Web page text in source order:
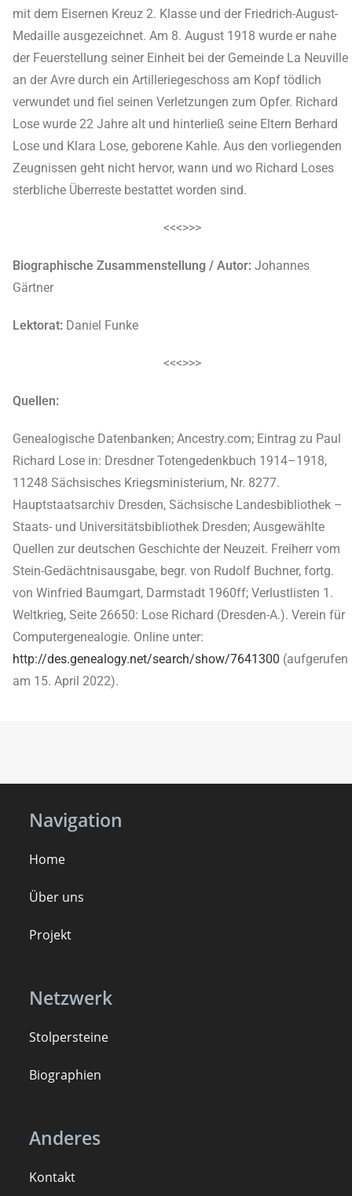
mit dem Eisernen Kreuz 2. Klasse und der Friedrich-August-
Medaille ausgezeichnet. Am 8. August 1918 wurde er nahe
der Feuerstellung seiner Einheit bei der Gemeinde La Neuville
an der Avre durch ein Artilleriegeschoss am Kopf tödlich
verwundet und fiel seinen Verletzungen zum Opfer. Richard
Lose wurde 22 Jahre alt und hinterließ seine Eltern Berhard
Lose und Klara Lose, geborene Kahle. Aus den vorliegenden
Zeugnissen geht nicht hervor, wann und wo Richard Loses
sterbliche Überreste bestattet worden sind.
<<<>>>
Biographische Zusammenstellung / Autor: Johannes
Gärtner
Lektorat: Daniel Funke
<<<>>>
Quellen:
Genealogische Datenbanken; Ancestry.com; Eintrag zu Paul
Richard Lose in: Dresdner Totengedenkbuch 1914–1918,
11248 Sächsisches Kriegsministerium, Nr. 8277.
Hauptstaatsarchiv Dresden, Sächsische Landesbibliothek –
Staats- und Universitätsbibliothek Dresden; Ausgewählte
Quellen zur deutschen Geschichte der Neuzeit. Freiherr vom
Stein-Gedächtnisausgabe, begr. von Rudolf Buchner, fortg.
von Winfried Baumgart, Darmstadt 1960ff; Verlustlisten 1.
Weltkrieg, Seite 26650: Lose Richard (Dresden-A.). Verein für
Computergenealogie. Online unter:
http://des.genealogy.net/search/show/7641300 (aufgerufen
am 15. April 2022).
Navigation
Home
Über uns
Projekt
Netzwerk
Stolpersteine
Biographien
Anderes
Kontakt